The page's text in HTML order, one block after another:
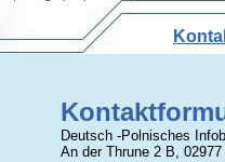
Deutsch -Polnisches
An der Thrune 2 B,